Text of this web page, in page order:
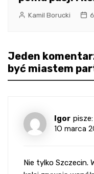
Kamil Borucki
Jeden
być miastem
Igor pisze:
10 marca
Nie tylko Szczecin.